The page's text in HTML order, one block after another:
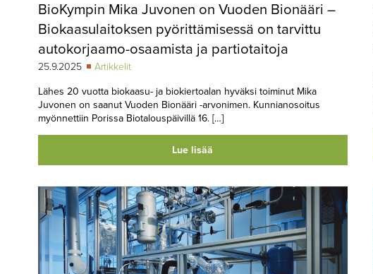
YHTEYSTIEDOT
BioKympin Mika Juvonen on Vuoden Bionääri –
Biokaasulaitoksen pyörittämisessä on tarvittu
autokorjaamo-osaamista ja partiotaitoja
25.9.2025 Artikkelit
Lähes 20 vuotta biokaasu- ja biokiertoalan hyväksi toiminut Mika
Juvonen on saanut Vuoden Bionääri -arvonimen. Kunnianosoitus
myönnettiin Porissa Biotalouspäivillä 16. […]
Lue lisää